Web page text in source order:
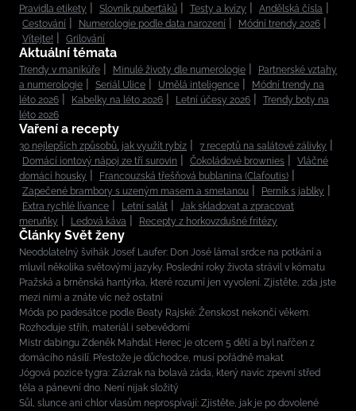
Pravidla etikety Slovník puberťáků Testy a kvízy
Andělská čísla
Cestování
Numerologie podle data narození
Módní trendy 2026
Vítejte!
Grilování
Aktuální témata
Trendy v manikúře Minulé životy dle numerologie
Partnerské vztahy
a numerologie
Seriál Ulice Umělá inteligence
Módní trendy na
léto 2026
Kabelky na léto 2026 Letní účesy 2026
Trendy boty na
léto 2026
Vaření a recepty
30 nejlepších způsobů, jak využít rybíz
7 receptů na salátové zálivky
Domácí iontový nápoj ze tří surovin
Čokoládové brownies
Vláčné
domácí housky
Francouzská třešňová bublanina (Clafoutis)
Zapečené brambory s uzeným masem a smetanou
Perník s jablky
Extra rychlé lívance
Letní salát
Jak skladovat a zpracovat
meruňky
Ledová káva Recepty z horkovzdušné fritézy
Články Svět ženy
Neodolatelný švihák Josef Laufer: Don José lámal srdce na potkání a
mluvil několika světovými jazyky. Poslední roky života strávil v kómatu
Pražská a brněnská hantýrka, které rozumí jen vyvolení. Zjistěte, zda jste
mezi nimi a znáte víc než ostatní
Móda po padesátce podle Beaty Rajské: Ženskost nekončí věkem.
Rozhoduje střih, materiál i sebevědomí
Mistr dabingu Zdeněk Mahdal: Herec je otcem 5 dětí a byl nařčen z
domácího násilí. Přestože je důchodce, musí pořádně makat
Jógová pozice tygra: Zázrak na bolavá záda, který navíc zpevní střed
těla a pánevní dno. Není nijak složitý
Sůl, slunce ani chlor vlasům neprospívají: Zjistěte, jak je po dovolené